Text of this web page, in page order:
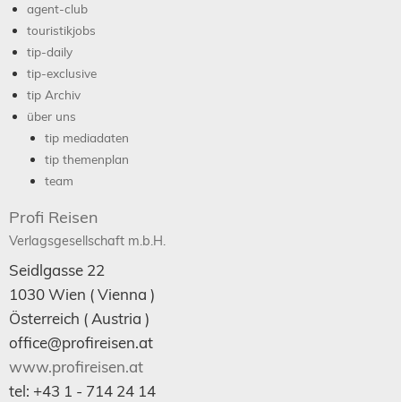
agent-club
touristikjobs
tip-daily
tip-exclusive
tip Archiv
über uns
tip mediadaten
tip themenplan
team
Profi Reisen
Verlagsgesellschaft m.b.H.
Seidlgasse 22
1030Wien ( Vienna )
Österreich (Austria )
office@profireisen.at
www.profireisen.at
tel: +43 1 - 714 24 14